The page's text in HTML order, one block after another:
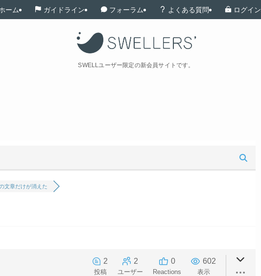
SWELLユーザー限定の新会員サイトです。
ーム ガイドライン フォーラム よくある質問 ログイン
文章だけが消えた
2
投稿
2
ユーザー
0
Reactions
602
表示